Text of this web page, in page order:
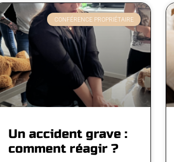
CONFÉRENCE PROPRIÉTAIRE
Un accident grave :
comment réagir ?